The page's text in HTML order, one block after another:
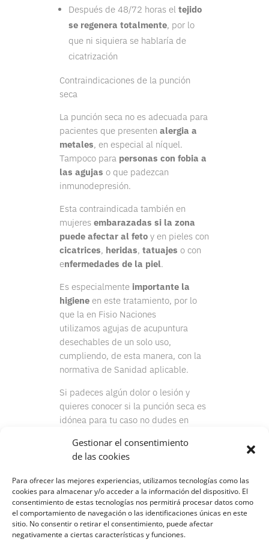
Gestionar el consentimiento
de las cookies
Para ofrecer las mejores experiencias, utilizamos tecnologías como las
cookies para almacenar y/o acceder a la información del dispositivo. El
consentimiento de estas tecnologías nos permitirá procesar datos como
el comportamiento de navegación o las identificaciones únicas en este
sitio. No consentir o retirar el consentimiento, puede afectar
negativamente a ciertas características y funciones.
Después de 48/72 horas el tejido
se regenera totalmente, por lo
que ni siquiera se hablaría de
cicatrización
Contraindicaciones de la punción
seca
La punción seca no es adecuada para
pacientes que presenten alergia a
metales, en especial al níquel.
Tampoco para personas con fobia a
las agujas o que padezcan
inmunodepresión.
Esta contraindicada también en
mujeres embarazadas si la zona
puede afectar al fetoy en pieles con
cicatrices, heridas, tatuajes o con
enfermedades de la piel.
Es especialmenteimportante la
higieneen este tratamiento, por lo
que la en Fisio Naciones
utilizamos agujas de acupuntura
desechables de un solo uso,
cumpliendo, de esta manera, con la
normativa de Sanidad aplicable.
Si padeces algún dolor o lesión y
quieres conocer si la punción seca es
idónea para tu caso no dudes en
solicitar una primera cita.